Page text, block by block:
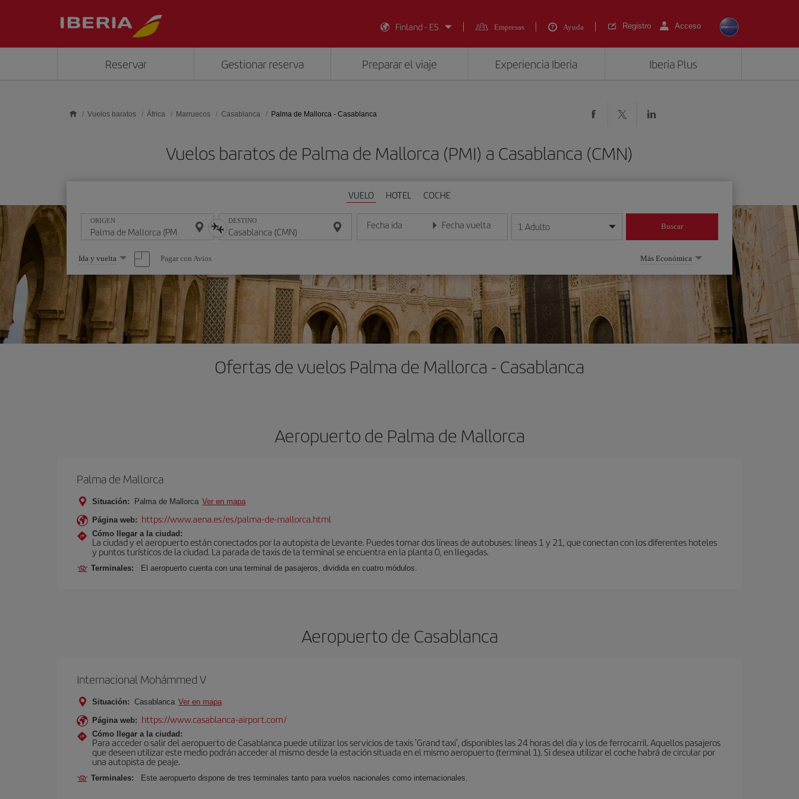
Finland - ES
Empresas Ayuda Registro Acceso
Reservar Gestionar reserva Preparar el viaje Experiencia Iberia Iberia Plus
Vuelos baratos África Marruecos Casablanca Palma de Mallorca - Casablanca
Vuelos baratos de Palma de Mallorca (PMI) a Casablanca (CMN)
VUELO HOTEL COCHE
ORIGEN DESTINO Fecha ida
Introduce la fecha en formato día/mes/año
Fecha vuelta
Introduce la fecha en formato día/mes/año
1 Adulto Buscar
Seleccione
una
opción
Ida y vuelta Pagar con Avios Más Económica
Ofertas de vuelos Palma de Mallorca - Casablanca
Aeropuerto de Palma de Mallorca
Palma de Mallorca
Situación: Palma de Mallorca Ver en mapa
Página web: https://www.aena.es/es/palma-de-mallorca.html
Cómo llegar a la ciudad:
La ciudad y el aeropuerto están conectados por la autopista de Levante. Puedes tomar dos líneas de autobuses: líneas 1 y 21, que conectan con los diferentes hoteles
y puntos turísticos de la ciudad. La parada de taxis de la terminal se encuentra en la planta 0, en llegadas.
Terminales: El aeropuerto cuenta con una terminal de pasajeros, dividida en cuatro módulos.
Aeropuerto de Casablanca
Internacional Mohámmed V
Situación: Casablanca Ver en mapa
Página web: https://www.casablanca-airport.com/
Cómo llegar a la ciudad:
Para acceder o salir del aeropuerto de Casablanca puede utilizar los servicios de taxis 'Grand taxi', disponibles las 24 horas del día y los de ferrocarril. Aquellos pasajeros
que deseen utilizar este medio podrán acceder al mismo desde la estación situada en el mismo aeropuerto (terminal 1). Si desea utilizar el coche habrá de circular por
una autopista de peaje.
Terminales: Este aeropuerto dispone de tres terminales tanto para vuelos nacionales como internacionales.